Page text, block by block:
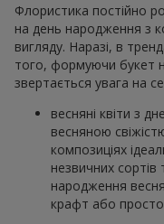
Флористика постійно
на день народження з
вигляду. Наразі, в
того, формуючи букет
звертається увага на
весняні квіти з
весняною
композиціях
незвичних
народження
крафт або просто